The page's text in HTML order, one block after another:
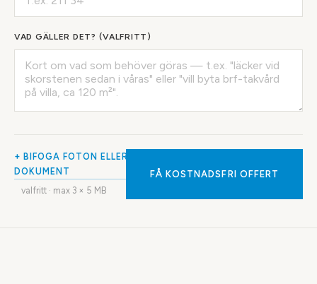
VAD GÄLLER DET? (VALFRITT)
+ BIFOGA FOTON ELLER
DOKUMENT
valfritt · max 3 × 5 MB
FÅ KOSTNADSFRI OFFERT